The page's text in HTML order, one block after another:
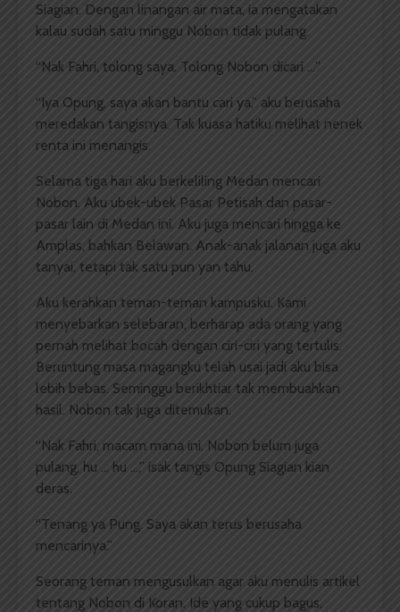
Siagian. Dengan linangan air mata, ia mengatakan
kalau sudah satu minggu Nobon tidak pulang.
“Nak Fahri, tolong saya. Tolong Nobon dicari …”
“Iya Opung, saya akan bantu cari ya,” aku berusaha
meredakan tangisnya. Tak kuasa hatiku melihat nenek
renta ini menangis.
Selama tiga hari aku berkeliling Medan mencari
Nobon. Aku ubek-ubek Pasar Petisah dan pasar-
pasar lain di Medan ini. Aku juga mencari hingga ke
Amplas, bahkan Belawan. Anak-anak jalanan juga aku
tanyai, tetapi tak satu pun yan tahu.
Aku kerahkan teman-teman kampusku. Kami
menyebarkan selebaran, berharap ada orang yang
pernah melihat bocah dengan ciri-ciri yang tertulis.
Beruntung masa magangku telah usai jadi aku bisa
lebih bebas. Seminggu berikhtiar tak membuahkan
hasil. Nobon tak juga ditemukan.
“Nak Fahri, macam mana ini. Nobon belum juga
pulang, hu … hu …,” isak tangis Opung Siagian kian
deras.
“Tenang ya Pung. Saya akan terus berusaha
mencarinya.”
Seorang teman mengusulkan agar aku menulis artikel
tentang Nobon di Koran. Ide yang cukup bagus,